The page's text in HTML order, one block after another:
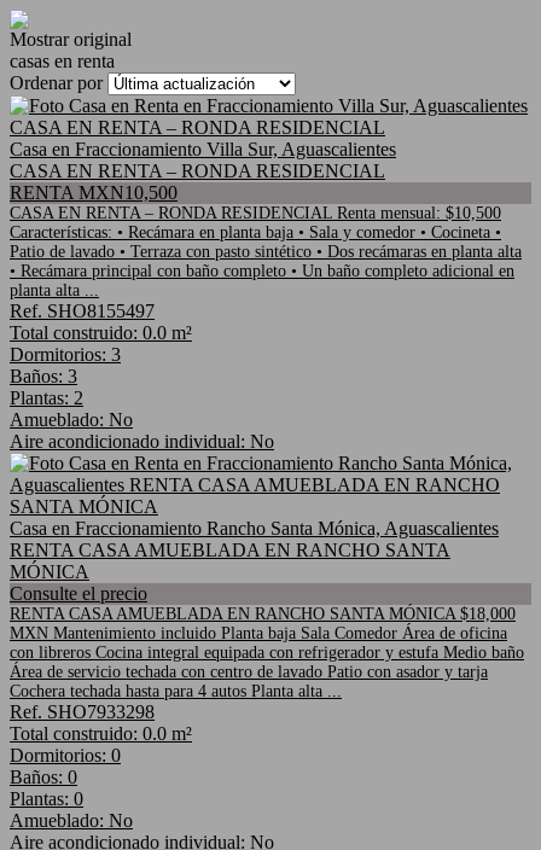
Mostrar original
casas en renta
Ordenar por
Casa en Fraccionamiento Villa Sur, Aguascalientes
CASA EN RENTA – RONDA RESIDENCIAL
RENTA MXN10,500
CASA EN RENTA – RONDA RESIDENCIAL Renta mensual: $10,500
Características: • Recámara en planta baja • Sala y comedor • Cocineta •
Patio de lavado • Terraza con pasto sintético • Dos recámaras en planta alta
• Recámara principal con baño completo • Un baño completo adicional en
planta alta ...
Ref. SHO8155497
Total construido: 0.0 m²
Dormitorios: 3
Baños: 3
Plantas: 2
Amueblado: No
Aire acondicionado individual: No
Casa en Fraccionamiento Rancho Santa Mónica, Aguascalientes
RENTA CASA AMUEBLADA EN RANCHO SANTA
MÓNICA
Consulte el precio
RENTA CASA AMUEBLADA EN RANCHO SANTA MÓNICA $18,000
MXN Mantenimiento incluido Planta baja Sala Comedor Área de oficina
con libreros Cocina integral equipada con refrigerador y estufa Medio baño
Área de servicio techada con centro de lavado Patio con asador y tarja
Cochera techada hasta para 4 autos Planta alta ...
Ref. SHO7933298
Total construido: 0.0 m²
Dormitorios: 0
Baños: 0
Plantas: 0
Amueblado: No
Aire acondicionado individual: No